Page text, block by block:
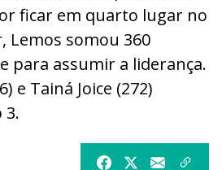
ficar em quarto lugar no
Lemos somou 360
para assumir a liderança.
e Tainá Joice (272)
3.